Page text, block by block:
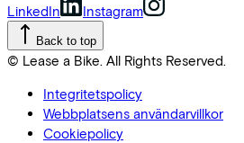
LinkedIn Instagram
Back to top
© Lease a Bike. All Rights Reserved.
Integritetspolicy
Webbplatsens användarvillkor
Cookiepolicy